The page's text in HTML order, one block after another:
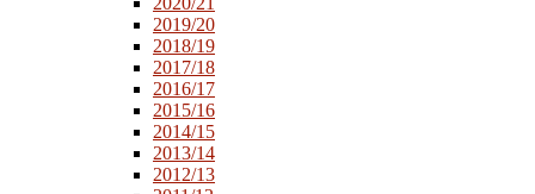
2019/20
2018/19
2017/18
2016/17
2015/16
2014/15
2013/14
2012/13